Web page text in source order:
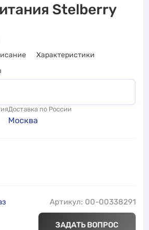
Stelberry
Характеристики
Доставка по России
Москва
Артикул: 00-00338291
ЗАДАТЬ ВОПРОС